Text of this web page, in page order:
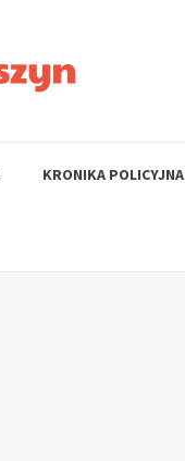
KRONIKA POLICYJNA